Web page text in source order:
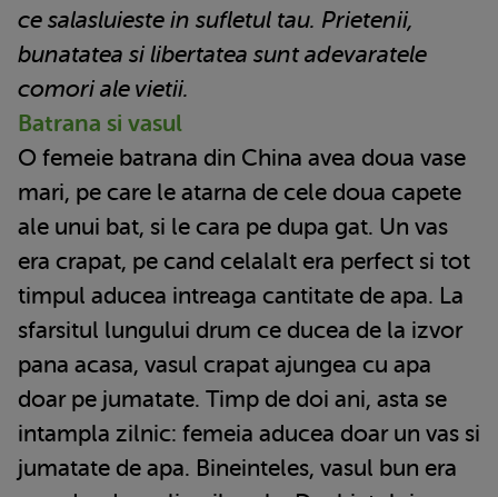
ce salasluieste in sufletul tau. Prietenii,
bunatatea si libertatea sunt adevaratele
comori ale vietii.
Batrana si vasul
O femeie batrana din China avea doua vase
mari, pe care le atarna de cele doua capete
ale unui bat, si le cara pe dupa gat. Un vas
era crapat, pe cand celalalt era perfect si tot
timpul aducea intreaga cantitate de apa. La
sfarsitul lungului drum ce ducea de la izvor
pana acasa, vasul crapat ajungea cu apa
doar pe jumatate. Timp de doi ani, asta se
intampla zilnic: femeia aducea doar un vas si
jumatate de apa. Bineinteles, vasul bun era